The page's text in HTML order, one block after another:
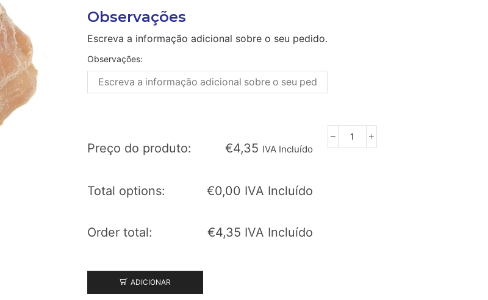
Observações
Escreva a informação adicional sobre o seu pedido.
Observações:
Preço do produto: €4,35 IVA Incluído
Total options: €0,00 IVA Incluído
Order total: €4,35 IVA Incluído
Quantidade
ADICIONAR